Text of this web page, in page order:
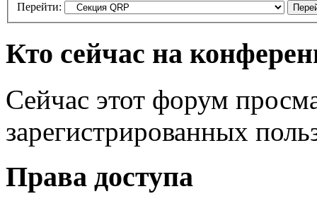
Перейти:
Кто сейчас на
Сейчас этот форум
зарегистрированных
Права доступа